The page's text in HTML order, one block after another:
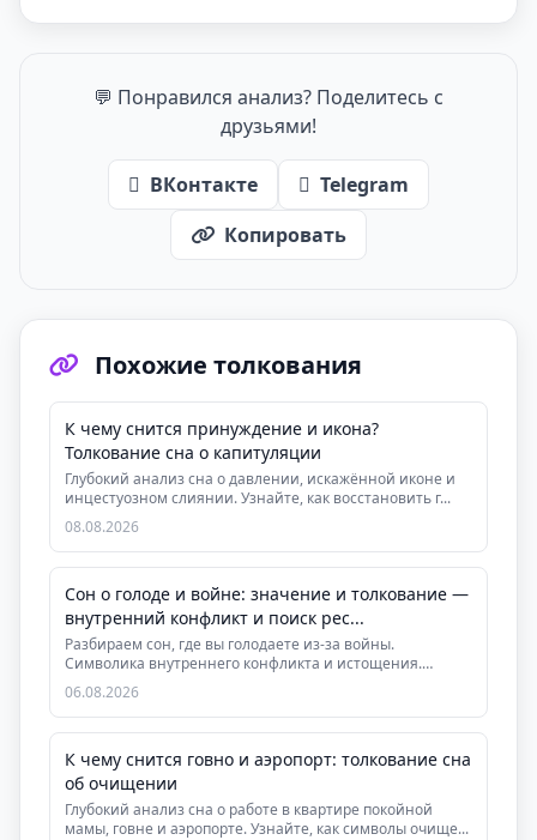
💬 Понравился анализ? Поделитесь с
друзьями!
ВКонтакте
Telegram
Копировать
Похожие толкования
К чему снится принуждение и икона?
Толкование сна о капитуляции
Глубокий анализ сна о давлении, искажённой иконе и
инцестуозном слиянии. Узнайте, как восстановить г...
08.08.2026
Сон о голоде и войне: значение и толкование —
внутренний конфликт и поиск рес...
Разбираем сон, где вы голодаете из-за войны.
Символика внутреннего конфликта и истощения.
Практическ...
06.08.2026
К чему снится говно и аэропорт: толкование сна
об очищении
Глубокий анализ сна о работе в квартире покойной
мамы, говне и аэропорте. Узнайте, как символы очище...